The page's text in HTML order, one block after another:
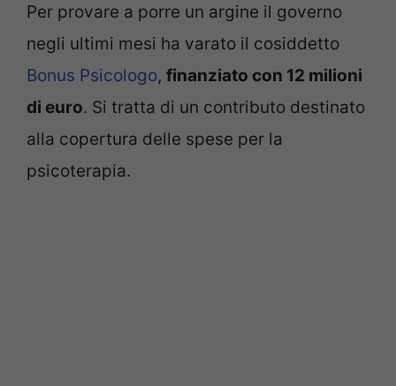
Per provare a porre un argine il governo
negli ultimi mesi ha varato il cosiddetto
Bonus Psicologo, finanziato con 12 milioni
di euro. Si tratta di un contributo destinato
alla copertura delle spese per la
psicoterapia.